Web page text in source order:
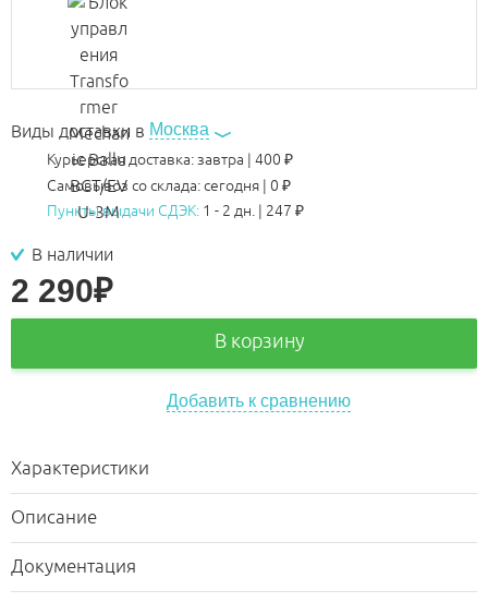
Виды доставки в Москва
Курьерская доставка:завтра | 400 ₽
Самовывоз со склада:сегодня | 0 ₽
Пункты выдачи СДЭК: 1 - 2 дн. | 247 ₽
В наличии
2 290₽
В корзину
Добавить к сравнению
Характеристики
Описание
Документация